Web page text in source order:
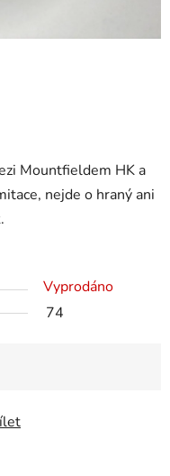
Mountfieldem HK a
nejde o hraný ani
Vyprodáno
74